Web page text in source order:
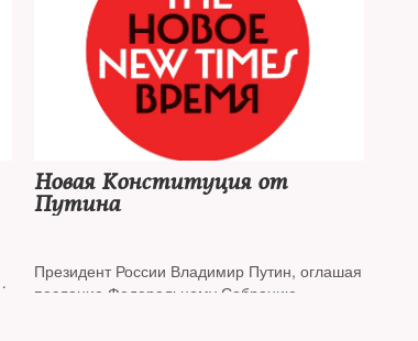
Новая Конституция от
Путина
Президент России Владимир Путин, оглашая
послание Федеральному Собранию,